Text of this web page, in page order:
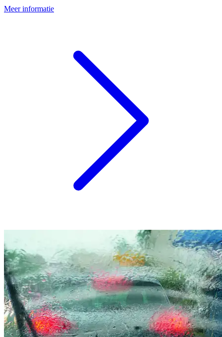
Meer informatie